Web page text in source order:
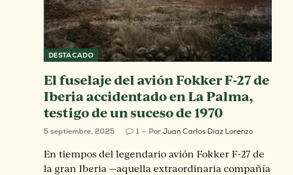
DESTACADO
El fuselaje del avión Fokker F-27 de
Iberia accidentado en La Palma,
testigo de un suceso de 1970
5 septiembre, 2025 1 PorJuan Carlos Diaz Lorenzo
En tiempos del legendario avión Fokker F-27 de
la gran Iberia —aquella extraordinaria compañía